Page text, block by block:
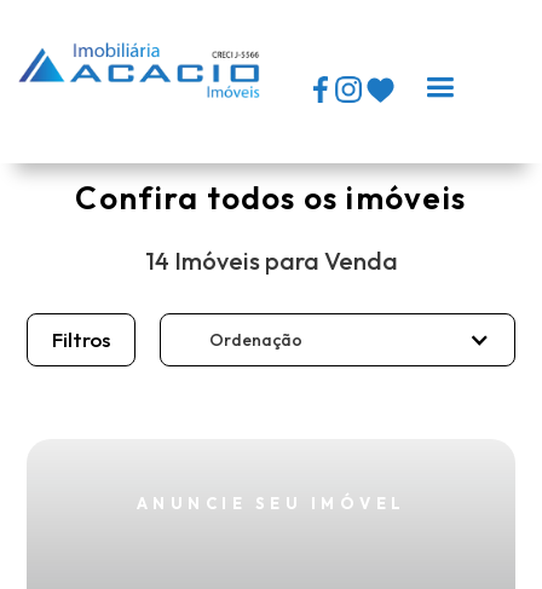
Confira todos os imóveis
14 Imóveis para Venda
Filtros Ordenação
ANUNCIE SEU IMÓVEL